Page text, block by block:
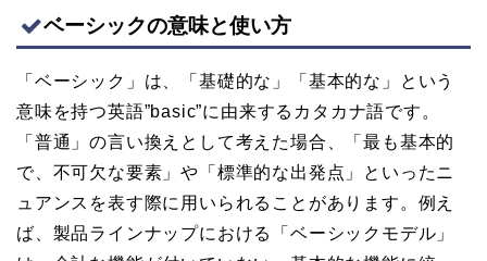
ベーシックの意味と使い方
「ベーシック」は、「基礎的な」「基本的な」という
意味を持つ英語”basic”に由来するカタカナ語です。
「普通」の言い換えとして考えた場合、「最も基本的
で、不可欠な要素」や「標準的な出発点」といったニ
ュアンスを表す際に用いられることがあります。例え
ば、製品ラインナップにおける「ベーシックモデル」